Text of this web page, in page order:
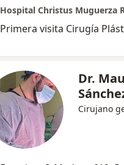
Hospital Christus Muguerza
Primera visita Cirugía
Dr.
Cirujano